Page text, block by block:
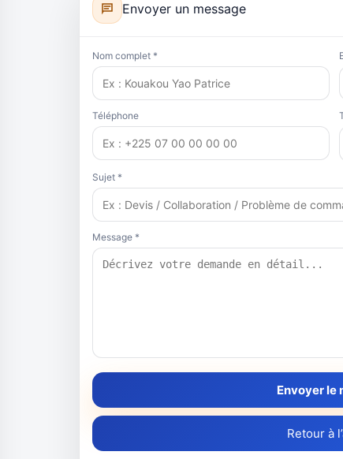
Envoyer un message
Nom complet *
Téléphone
Sujet *
Message *
Envoyer le
Retour à